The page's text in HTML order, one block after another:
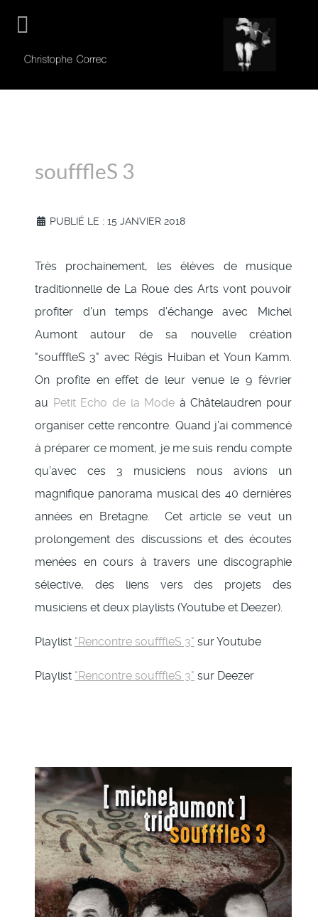
soufffleS 3
PUBLIÉ LE : 15 JANVIER 2018
Très prochainement, les élèves de musique
traditionnelle de La Roue des Arts vont pouvoir
profiter d'un temps d'échange avec Michel
Aumont autour de sa nouvelle création
"soufffleS 3" avec Régis Huiban et Youn Kamm.
On profite en effet de leur venue le 9 février
au Petit Echo de la Mode à Châtelaudren pour
organiser cette rencontre. Quand j'ai commencé
à préparer ce moment, je me suis rendu compte
qu'avec ces 3 musiciens nous avions un
magnifique panorama musical des 40 dernières
années en Bretagne. Cet article se veut un
prolongement des discussions et des écoutes
menées en cours à travers une discographie
sélective, des liens vers des projets des
musiciens et deux playlists (Youtube et Deezer).
Playlist "Rencontre soufffleS 3" sur Youtube
Playlist "Rencontre soufffleS 3" sur Deezer